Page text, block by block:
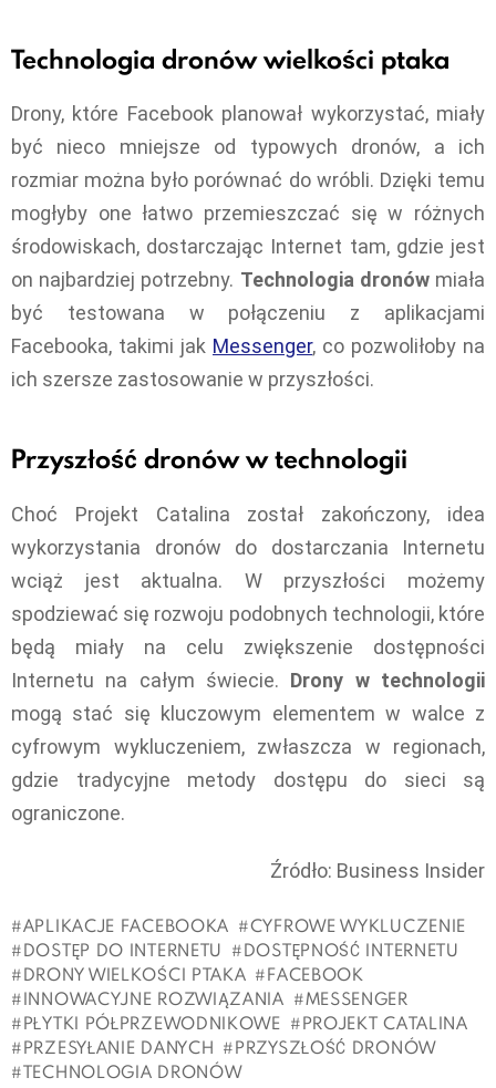
Technologia dronów wielkości ptaka
Drony, które Facebook planował wykorzystać, miały
być nieco mniejsze od typowych dronów, a ich
rozmiar można było porównać do wróbli. Dzięki temu
mogłyby one łatwo przemieszczać się w różnych
środowiskach, dostarczając Internet tam, gdzie jest
on najbardziej potrzebny. Technologia dronówmiała
być testowana w połączeniu z aplikacjami
Facebooka, takimi jak Messenger, co pozwoliłoby na
ich szersze zastosowanie w przyszłości.
Przyszłość dronów w technologii
Choć Projekt Catalina został zakończony, idea
wykorzystania dronów do dostarczania Internetu
wciąż jest aktualna. W przyszłości możemy
spodziewać się rozwoju podobnych technologii, które
będą miały na celu zwiększenie dostępności
Internetu na całym świecie. Drony w technologii
mogą stać się kluczowym elementem w walce z
cyfrowym wykluczeniem, zwłaszcza w regionach,
gdzie tradycyjne metody dostępu do sieci są
ograniczone.
Źródło: Business Insider
APLIKACJE FACEBOOKA
CYFROWE WYKLUCZENIE
DOSTĘP DO INTERNETU
DOSTĘPNOŚĆ INTERNETU
DRONY WIELKOŚCI PTAKA
FACEBOOK
INNOWACYJNE ROZWIĄZANIA
MESSENGER
PŁYTKI PÓŁPRZEWODNIKOWE
PROJEKT CATALINA
PRZESYŁANIE DANYCH
PRZYSZŁOŚĆ DRONÓW
TECHNOLOGIA DRONÓW